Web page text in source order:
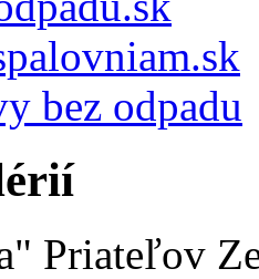
bez odpadu
Priateľov